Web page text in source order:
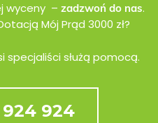
wyceny – zadzwoń do nas.
Mój Prąd 3000 zł?
specjaliści służą pomocą.
924 924